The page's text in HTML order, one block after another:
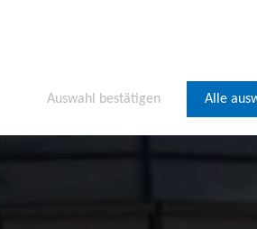
Auswahl bestätigen Alle